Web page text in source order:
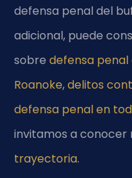
defensa penal del
adicional, puede
sobre defensa penal
Roanoke,delitos
defensa penal en
invitamos a conocer
trayectoria.